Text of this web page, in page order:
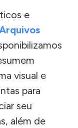
e
visual e
para
seu
além de